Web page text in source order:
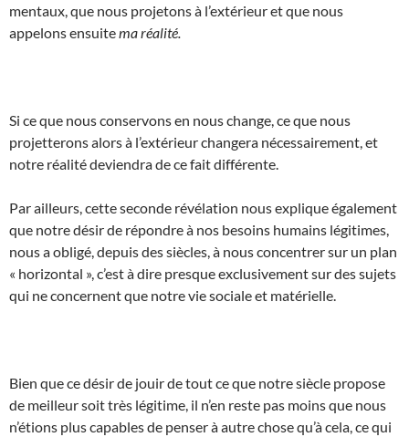
mentaux, que nous projetons à l’extérieur et que nous
appelons ensuitema réalité.
Si ce que nous conservons en nous change, ce que nous
projetterons alors à l’extérieur changera nécessairement, et
notre réalité deviendra de ce fait différente.
Par ailleurs, cette seconde révélation nous explique également
que notre désir de répondre à nos besoins humains légitimes,
nous a obligé, depuis des siècles, à nous concentrer sur un plan
« horizontal », c’est à dire presque exclusivement sur des sujets
qui ne concernent que notre vie sociale et matérielle.
Bien que ce désir de jouir de tout ce que notre siècle propose
de meilleur soit très légitime, il n’en reste pas moins que nous
n’étions plus capables de penser à autre chose qu’à cela, ce qui